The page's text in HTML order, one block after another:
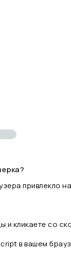
привлекло
и кликаете со
в вашем